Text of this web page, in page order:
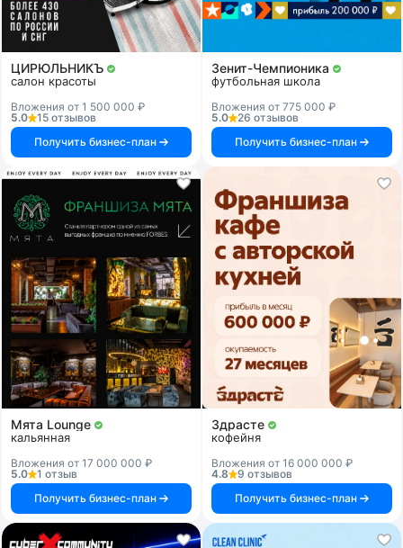
ЦИРЮЛЬНИКЪ
салон красоты
Вложения от 1 500 000 ₽
5.0
15 отзывов
Получить бизнес-план
Зенит-Чемпионика
футбольная школа
Вложения от 775 000 ₽
5.0
26 отзывов
Получить бизнес-план
Мята Lounge
кальянная
Вложения от 17 000 000 ₽
5.0
1 отзыв
Получить бизнес-план
Здрасте
кофейня
Вложения от 16 000 000 ₽
4.8
9 отзывов
Получить бизнес-план